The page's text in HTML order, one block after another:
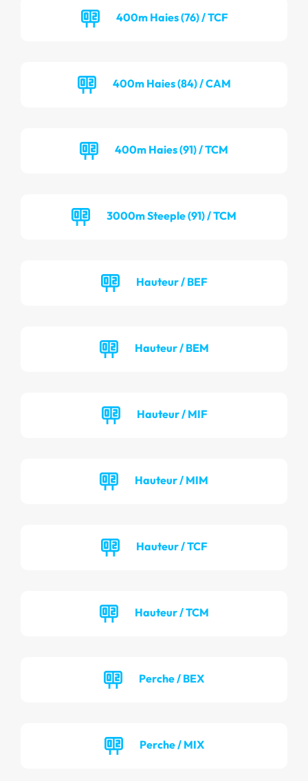
400m Haies (76) / TCF
400m Haies (84) / CAM
400m Haies (91) / TCM
3000m Steeple (91) / TCM
Hauteur / BEF
Hauteur / BEM
Hauteur / MIF
Hauteur / MIM
Hauteur / TCF
Hauteur / TCM
Perche / BEX
Perche / MIX